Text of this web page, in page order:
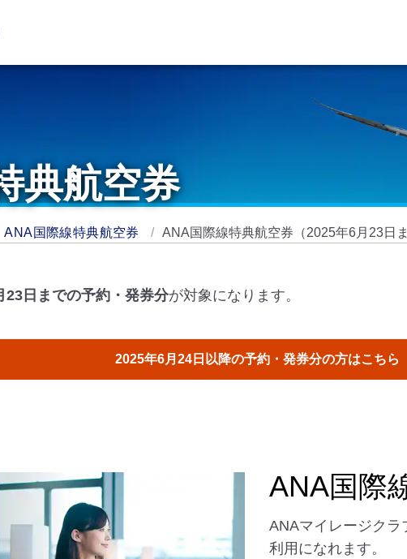
典航空券
ANA国際線特典航空券 ANA国際線特典航空券（2025年6月23日
23日までの予約・発券分が対象になります。
2025年6月24日以降の予約・発券分の方はこちら
ANA国際
ANAマイレージク
利用になれます。